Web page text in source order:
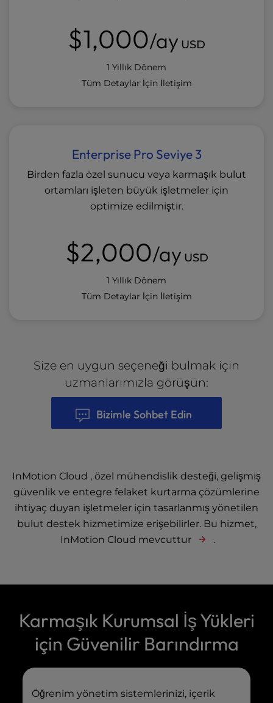
$1,000/ay USD
1 Yıllık Dönem
Tüm Detaylar İçin İletişim
Enterprise Pro Seviye 3
Birden fazla özel sunucu veya karmaşık bulut
ortamları işleten büyük işletmeler için
optimize edilmiştir.
$2,000/ay USD
1 Yıllık Dönem
Tüm Detaylar İçin İletişim
Size en uygun seçeneği bulmak için
uzmanlarımızla görüşün:
Bizimle Sohbet Edin
InMotion Cloud , özel mühendislik desteği, gelişmiş
güvenlik ve entegre felaket kurtarma çözümlerine
ihtiyaç duyan işletmeler için tasarlanmış yönetilen
bulut destek hizmetimize erişebilirler. Bu hizmet,
InMotion Cloud mevcuttur
.
Karmaşık Kurumsal İş Yükleri
için Güvenilir Barındırma
Öğrenim yönetim sistemlerinizi, içerik